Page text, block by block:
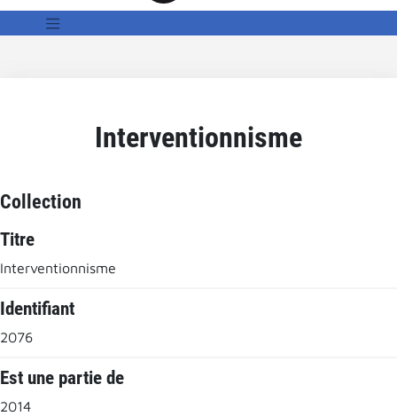
Interventionnisme
Collection
Titre
Interventionnisme
Identifiant
2076
Est une partie de
2014